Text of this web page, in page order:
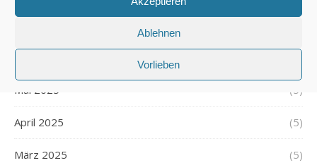
Ablehnen
Vorlieben
Mai 2025 (5)
April 2025 (5)
März 2025 (5)